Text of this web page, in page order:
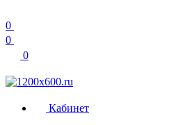
0
0
0
Кабинет